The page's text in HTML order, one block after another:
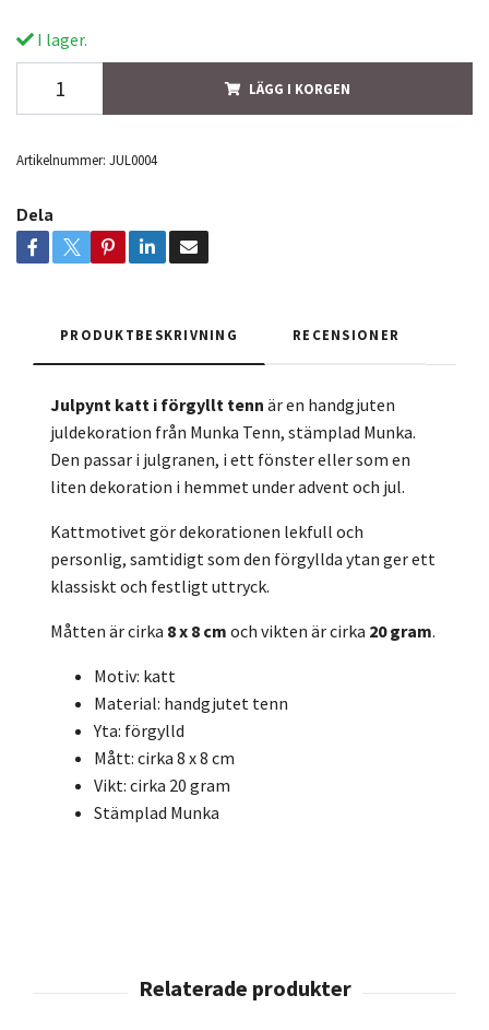
I lager.
LÄGG I KORGEN
Artikelnummer: JUL0004
Dela
PRODUKTBESKRIVNING RECENSIONER
Julpynt katt i förgyllt tenn är en handgjuten
juldekoration från Munka Tenn, stämplad Munka.
Den passar i julgranen, i ett fönster eller som en
liten dekoration i hemmet under advent och jul.
Kattmotivet gör dekorationen lekfull och
personlig, samtidigt som den förgyllda ytan ger ett
klassiskt och festligt uttryck.
Måtten är cirka 8 x 8 cm och vikten är cirka 20 gram.
Motiv: katt
Material: handgjutet tenn
Yta: förgylld
Mått: cirka 8 x 8 cm
Vikt: cirka 20 gram
Stämplad Munka